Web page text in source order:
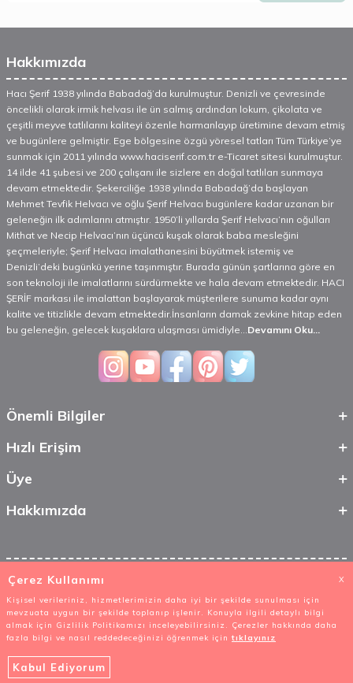
Hakkımızda
Hacı Şerif 1938 yılında Babadağ’da kurulmuştur. Denizli ve çevresinde
öncelikli olarak irmik helvası ile ün salmış ardından lokum, çikolata ve
çeşitli meyve tatlılarını kaliteyi özenle harmanlayıp üretimine devam etmiş
ve bugünlere gelmiştir. Ege bölgesine özgü yöresel tatları Tüm Türkiye’ye
sunmak için 2011 yılında www.haciserif.com.tr e-Ticaret sitesi kurulmuştur.
14 ilde 41 şubesi ve 200 çalışanı ile sizlere en doğal tatlıları sunmaya
devam etmektedir. Şekerciliğe 1938 yılında Babadağ’da başlayan
Mehmet Tevfik Helvacı ve oğlu Şerif Helvacı bugünlere kadar uzanan bir
geleneğin ilk adımlarını atmıştır. 1950’li yıllarda Şerif Helvacı’nın oğulları
Mithat ve Necip Helvacı’nın üçüncü kuşak olarak baba mesleğini
şeçmeleriyle; Şerif Helvacı imalathanesini büyütmek istemiş ve
Denizli’deki bugünkü yerine taşınmıştır. Burada günün şartlarına göre en
son teknoloji ile imalatlarını sürdürmekte ve hala devam etmektedir. HACI
ŞERİF markası ile imalattan başlayarak müşterilere sunuma kadar aynı
kalite ve titizlikle devam etmektedir.İnsanların damak zevkine hitap eden
bu geleneğin, gelecek kuşaklara ulaşması ümidiyle...Devamını Oku...
Önemli Bilgiler
Hızlı Erişim
Üye
Hakkımızda
Çerez Kullanımı
X
Kişisel verileriniz, hizmetlerimizin daha iyi bir şekilde sunulması için
mevzuata uygun bir şekilde toplanıp işlenir. Konuyla ilgili detaylı bilgi
almak için Gizlilik Politikamızı inceleyebilirsiniz. Çerezler hakkında daha
fazla bilgi ve nasıl reddedeceğinizi öğrenmek için tıklayınız
Kabul Ediyorum
T-Soft